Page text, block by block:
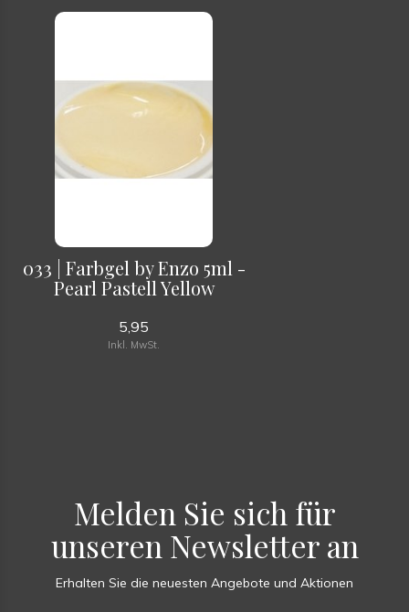
033 | Farbgel by Enzo 5ml -
Pearl Pastell Yellow
5,95
Inkl. MwSt.
Melden Sie sich für
unseren Newsletter an
Erhalten Sie die neuesten Angebote und Aktionen